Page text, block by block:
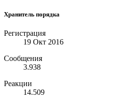
Хранитель порядка
Регистрация
19 Окт 2016
Сообщения
3.938
Реакции
14.509